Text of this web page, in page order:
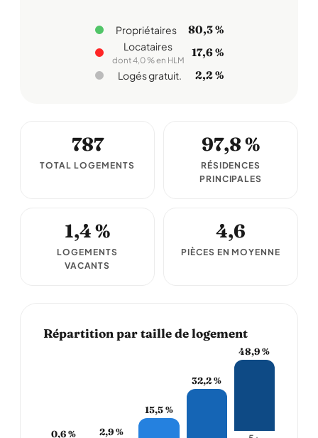
Propriétaires 80,3 %
Locataires
dont 4,0 % en HLM
17,6 %
Logés gratuit. 2,2 %
787
TOTAL LOGEMENTS
97,8 %
RÉSIDENCES
PRINCIPALES
1,4 %
LOGEMENTS
VACANTS
4,6
PIÈCES EN MOYENNE
Répartition par taille de logement
0,6 %
2,9 %
15,5 %
32,2 %
48,9 %